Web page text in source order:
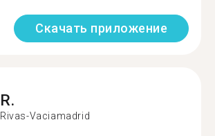
Скачать приложение
R.
Rivas-Vaciamadrid